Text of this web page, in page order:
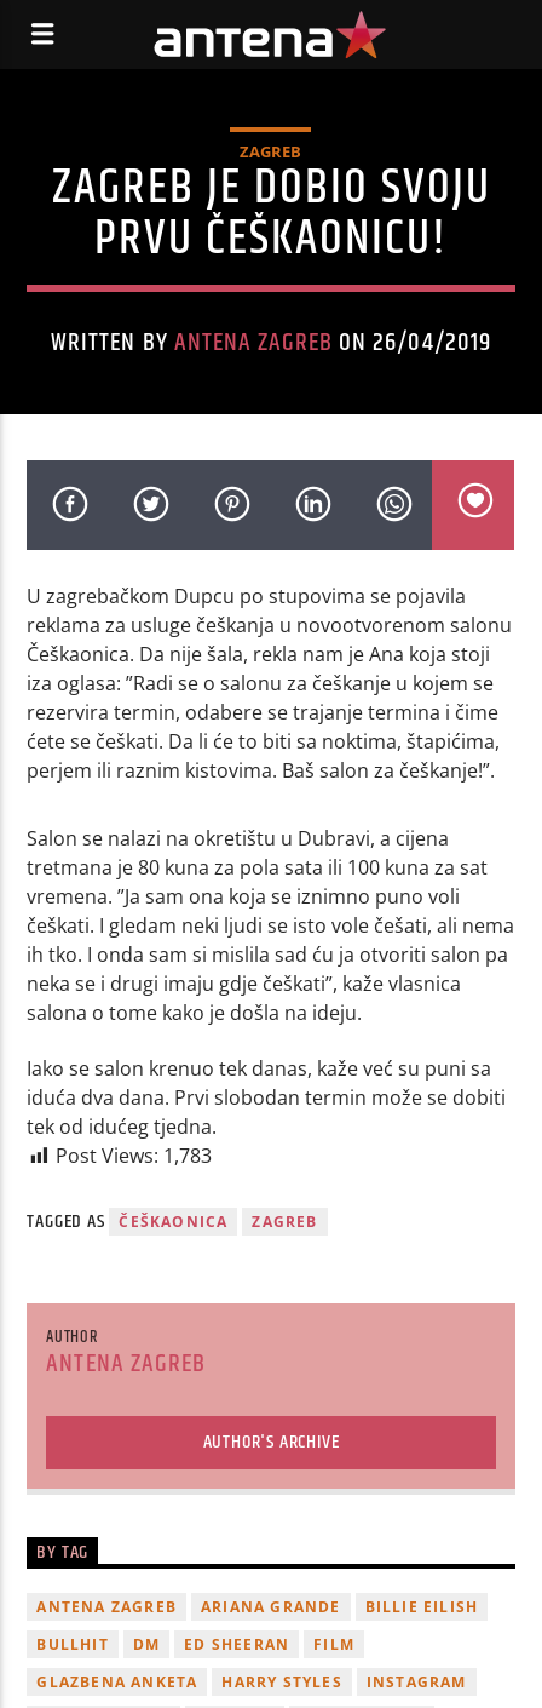
ZAGREB
ZAGREB JE DOBIO SVOJU
PRVU ČEŠKAONICU!
WRITTEN BYANTENA ZAGREB ON 26/04/2019
U zagrebačkom Dupcu po stupovima se pojavila
reklama za usluge češkanja u novootvorenom salonu
Češkaonica. Da nije šala, rekla nam je Ana koja stoji
iza oglasa: ”Radi se o salonu za češkanje u kojem se
rezervira termin, odabere se trajanje termina i čime
ćete se češkati. Da li će to biti sa noktima, štapićima,
perjem ili raznim kistovima. Baš salon za češkanje!”.
Salon se nalazi na okretištu u Dubravi, a cijena
tretmana je 80 kuna za pola sata ili 100 kuna za sat
vremena. ”Ja sam ona koja se iznimno puno voli
češkati. I gledam neki ljudi se isto vole češati, ali nema
ih tko. I onda sam si mislila sad ću ja otvoriti salon pa
neka se i drugi imaju gdje češkati”, kaže vlasnica
salona o tome kako je došla na ideju.
Iako se salon krenuo tek danas, kaže već su puni sa
iduća dva dana. Prvi slobodan termin može se dobiti
tek od idućeg tjedna.
Post Views: 1,783
TAGGED AS ČEŠKAONICA ZAGREB
AUTHOR
ANTENA ZAGREB
AUTHOR'S ARCHIVE
BY TAG
ANTENA ZAGREB ARIANA GRANDE
BILLIE EILISH
BULLHIT
DM ED SHEERAN
FILM
GLAZBENA ANKETA
HARRY STYLES
INSTAGRAM